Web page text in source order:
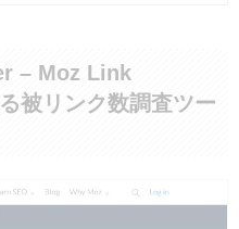
– Moz Link
被リンク数調査ツー